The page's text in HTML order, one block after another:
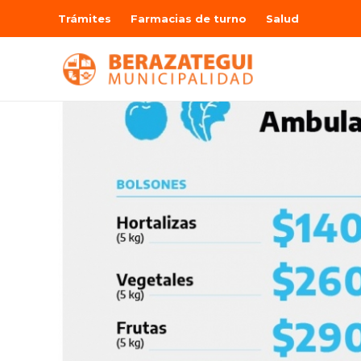
Trámites Farmacias de turno Salud